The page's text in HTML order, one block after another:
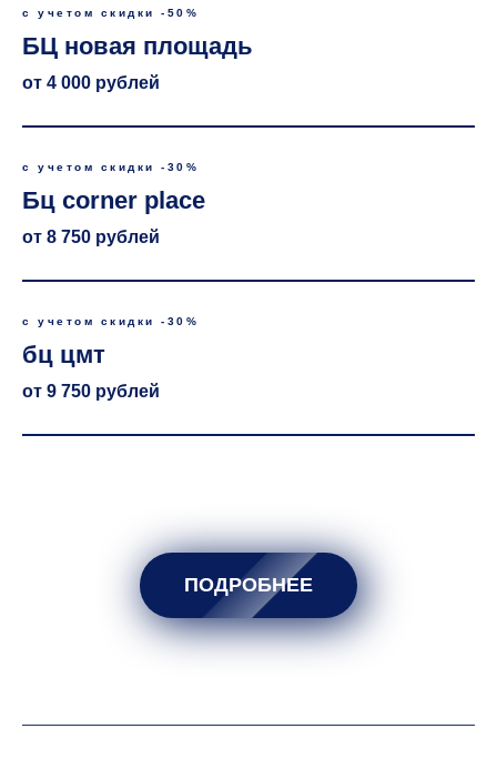
с учетом скидки -50%
БЦ новая площадь
от 4 000 рублей
с учетом скидки -30%
Бц corner place
от 8 750 рублей
с учетом скидки -30%
бц цмт
от 9 750 рублей
ПОДРОБНЕЕ